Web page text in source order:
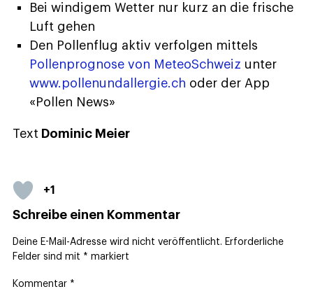
Bei windigem Wetter nur kurz an die frische
Luft gehen
Den Pollenflug aktiv verfolgen mittels
Pollenprognose von MeteoSchweiz unter
www.pollenundallergie.ch oder der App
«Pollen News»
Text Dominic Meier
+1
Schreibe einen Kommentar
Deine E-Mail-Adresse wird nicht veröffentlicht. Erforderliche
Felder sind mit * markiert
Kommentar *